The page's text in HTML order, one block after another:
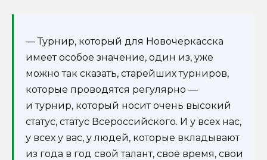
— Турнир, который для Новочеркасска
имеет особое значение, один из, уже
можно так сказать, старейших турниров,
которые проводятся регулярно —
и турнир, который носит очень высокий
статус, статус Всероссийского. И у всех нас,
у всех у вас, у людей, которые вкладывают
из года в год свой талант, своё время, свои